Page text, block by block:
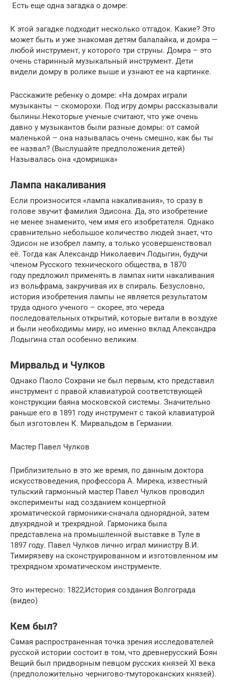
Есть еще одна загадка о домре:
К этой загадке подходит несколько отгадок. Какие? Это
может быть и уже знакомая детям балалайка, и домра —
любой инструмент, у которого три струны. Домра – это
очень старинный музыкальный инструмент. Дети
видели домру в ролике выше и узнают ее на картинке.
Расскажите ребенку о домре: «На домрах играли
музыканты – скоморохи. Под игру домры рассказывали
былины.Некоторые ученые считают, что уже очень
давно у музыкантов были разные домры: от самой
маленькой – она называлась очень смешно, как бы ты
ее назвал? (Выслушайте предположения детей)
Называлась она «домришка»
Лампа накаливания
Если произносится «лампа накаливания», то сразу в
голове звучит фамилия Эдисона. Да, это изобретение
не менее знаменито, чем имя его изобретателя. Однако
сравнительно небольшое количество людей знает, что
Эдисон не изобрел лампу, а только усовершенствовал
её. Тогда как Александр Николаевич Лодыгин, будучи
членом Русского технического общества, в 1870
году предложил применять в лампах нити накаливания
из вольфрама, закручивая их в спираль. Безусловно,
история изобретения лампы не является результатом
труда одного ученого – скорее, это череда
последовательных открытий, которые витали в воздухе
и были необходимы миру, но именно вклад Александра
Лодыгина стал особенно великим.
Мирвальд и Чулков
Однако Паоло Сохрани не был первым, кто представил
инструмент с правой клавиатурой соответствующей
конструкции баяна московской системы. Значительно
раньше его в 1891 году инструмент с такой клавиатурой
был изготовлен К. Мирвальдом в Германии.
Мастер Павел Чулков
Приблизительно в это же время, по данным доктора
искусствоведения, профессора А. Мирека, известный
тульский гармонный мастер Павел Чулков проводил
эксперименты над созданием концертной
хроматической гармоники-сначала однорядной, затем
двухрядной и трехрядной. Гармоника была
представлена на промышленной выставке в Туле в
1897 году. Павел Чулков лично играл министру В.И.
Тимирязеву на сконструированном и изготовленном им
трехрядном хроматическом инструменте.
Это интересно: 1822,История создания Волгограда
(видео)
Кем был?
Самая распространенная точка зрения исследователей
русской истории состоит в том, что древнерусский Боян
Вещий был придворным певцом русских князей XI века
(предположительно чернигово-тмутороканских князей).